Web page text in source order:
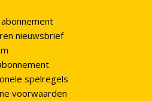
nieuwsbrief
spelregels
voorwaarden